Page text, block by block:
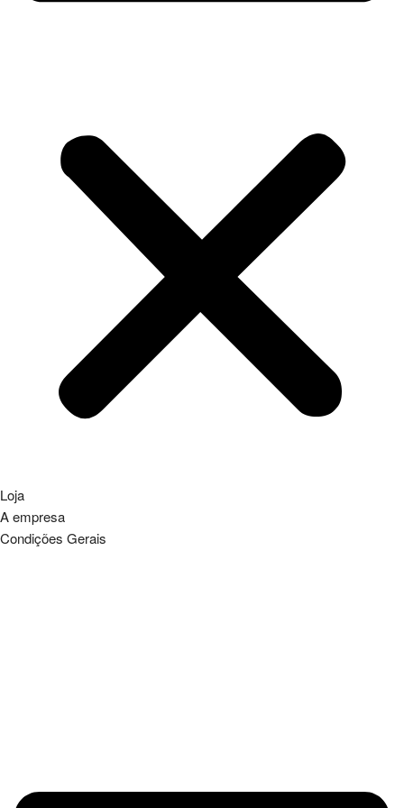
Loja
A empresa
Condições Gerais